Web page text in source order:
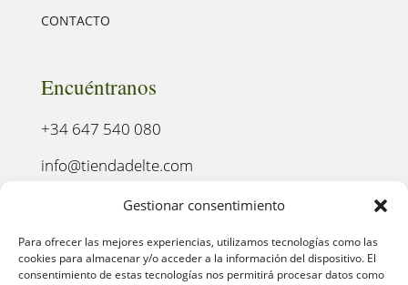
Gestionar consentimiento
Para ofrecer las mejores experiencias, utilizamos tecnologías como las
cookies para almacenar y/o acceder a la información del dispositivo. El
consentimiento de estas tecnologías nos permitirá procesar datos como
CONTACTO
Encuéntranos
+34 647 540 080
info@tiendadelte.com
Punto oficial de recogida:
C. Pozo, 13, 24003. León